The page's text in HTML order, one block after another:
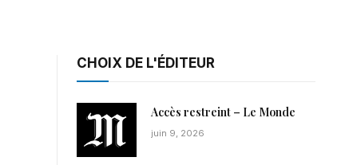
CHOIX DE L'ÉDITEUR
Accès restreint – Le Monde
juin 9, 2026